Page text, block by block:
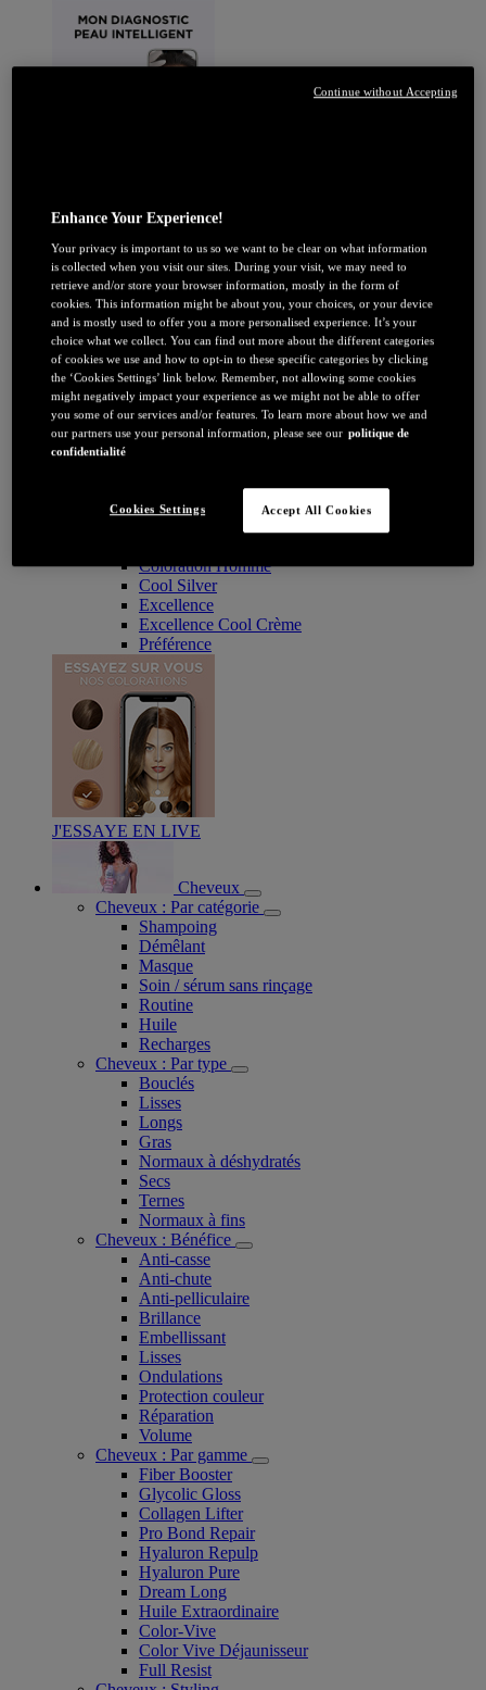
Par couleur
Blonde
Châtain
Brune / Noire
Rousse / Auburn
Eclaircissant
Tie & dye et balayage
Retouche racines
Flashy
Par durée
Coloration : Par gamme
Age Perfect
Coloration Homme
Cool Silver
Excellence
Excellence Cool Crème
Préférence
J'ESSAYE EN LIVE
Cheveux
Cheveux : Par catégorie
Shampoing
Démêlant
Masque
Soin / sérum sans rinçage
Routine
Huile
Recharges
Cheveux : Par type
Bouclés
Lisses
Longs
Gras
Normaux à déshydratés
Secs
Ternes
Normaux à fins
Cheveux : Bénéfice
Anti-casse
Anti-chute
Anti-pelliculaire​
Brillance
Embellissant
Lisses
Ondulations
Protection couleur​
Réparation
Volume
Cheveux : Par gamme
Fiber Booster
Glycolic Gloss
Collagen Lifter
Pro Bond Repair
Hyaluron Repulp
Hyaluron Pure
Dream Long
Huile Extraordinaire
Color-Vive
Color Vive Déjaunisseur
Full Resist
Enhance Your Experience!
Your privacy is important to us so we want to be clear on what information
is collected when you visit our sites. During your visit, we may need to
retrieve and/or store your browser information, mostly in the form of
cookies. This information might be about you, your choices, or your device
and is mostly used to offer you a more personalised experience. It’s your
choice what we collect. You can find out more about the different categories
of cookies we use and how to opt-in to these specific categories by clicking
the ‘Cookies Settings’ link below. Remember, not allowing some cookies
might negatively impact your experience as we might not be able to offer
you some of our services and/or features. To learn more about how we and
our partners use your personal information, please see our politique de
confidentialité
Cookies Settings Accept All Cookies
Continue without Accepting